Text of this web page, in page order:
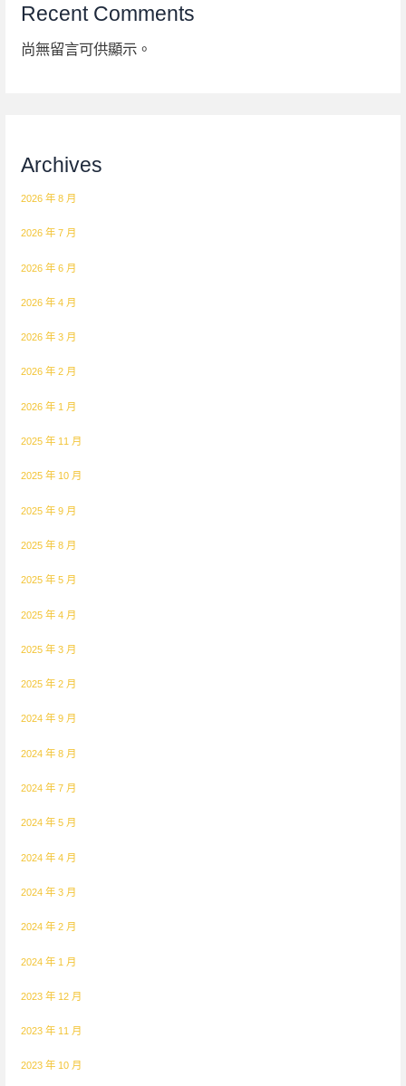
Recent Comments
尚無留言可供顯示。
Archives
2026 年 8 月
2026 年 7 月
2026 年 6 月
2026 年 4 月
2026 年 3 月
2026 年 2 月
2026 年 1 月
2025 年 11 月
2025 年 10 月
2025 年 9 月
2025 年 8 月
2025 年 5 月
2025 年 4 月
2025 年 3 月
2025 年 2 月
2024 年 9 月
2024 年 8 月
2024 年 7 月
2024 年 5 月
2024 年 4 月
2024 年 3 月
2024 年 2 月
2024 年 1 月
2023 年 12 月
2023 年 11 月
2023 年 10 月